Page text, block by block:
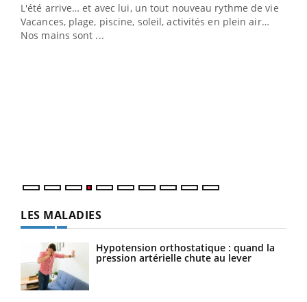
L'été arrive… et avec lui, un tout nouveau rythme de vie !
Vacances, plage, piscine, soleil, activités en plein air…
Nos mains sont ...
LES MALADIES
Hypotension orthostatique : quand la
pression artérielle chute au lever